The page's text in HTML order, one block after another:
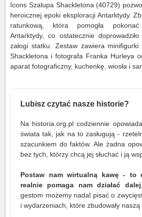
Icons Szalupa Shackletona (40729)
heroicznej epoki eksploracji Antarktydy.
ratunkową, która pomogła
Antarktydy, co ostatecznie
załogi statku. Zestaw zawiera
Shackletona i fotografa Franka Hurleya
aparat fotograficzny, kuchenkę, wiosła i
Lubisz czytać nasze historie?
Na historia.org.pl codziennie
świata tak, jak na to zasługują -
szacunkiem do faktów. Ale żadna
bez tych, którzy chcą jej słuchać i ją
Postaw nam wirtualną kawę - to
realnie pomaga nam działać dalej
gestom możemy nadal pisać o
i wydarzeniach, które zbudowały naszą